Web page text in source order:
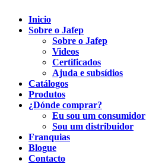
Inicio
Sobre o Jafep
Sobre o Jafep
Videos
Certificados
Ajuda e subsídios
Catálogos
Produtos
¿Dónde comprar?
Eu sou um consumidor
Sou um distribuidor
Franquias
Blogue
Contacto